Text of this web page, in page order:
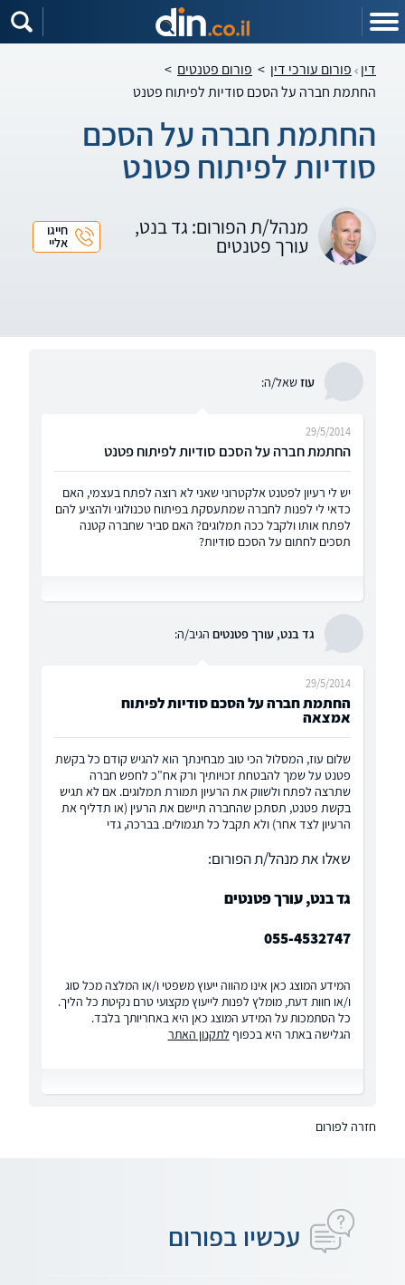
דין פורום עורכי דין > פורום פטנטים >
החתמת חברה על הסכם סודיות לפיתוח פטנט
החתמת חברה על הסכם
סודיות לפיתוח פטנט
מנהל/ת הפורום: גד בנט,
עורך פטנטים
חייגו
אליי
עוזשאל/ה:
החתמת חברה על הסכם סודיות לפיתוח פטנט
29/5/2014
יש לי רעיון לפטנט אלקטרוני שאני לא רוצה לפתח בעצמי, האם
כדאי לי לפנות לחברה שמתעסקת בפיתוח טכנולוגי ולהציע להם
לפתח אותו ולקבל ככה תמלוגים? האם סביר שחברה קטנה
תסכים לחתום על הסכם סודיות?
גד בנט, עורך פטנטים הגיב/ה:
החתמת חברה על הסכם סודיות לפיתוח
אמצאה
29/5/2014
שלום עוז, המסלול הכי טוב מבחינתך הוא להגיש קודם כל בקשת
פטנט על שמך להבטחת זכויותיך ורק אח"כ לחפש חברה
שתרצה לפתח ולשווק את הרעיון תמורת תמלוגים. אם לא תגיש
בקשת פטנט, תסתכן שהחברה תיישם את הרעין (או תדליף את
הרעיון לצד אחר) ולא תקבל כל תגמולים. בברכה, גדי
שאלו את מנהל/ת הפורום:
גד בנט, עורך פטנטים
055-4532747
המידע המוצג כאן אינו מהווה ייעוץ משפטי ו/או המלצה מכל סוג
ו/או חוות דעת, מומלץ לפנות לייעוץ מקצועי טרם נקיטת כל הליך.
כל הסתמכות על המידע המוצג כאן היא באחריותך בלבד.
הגלישה באתר היא בכפוף לתקנון האתר
חזרה לפורום
עכשיו בפורום